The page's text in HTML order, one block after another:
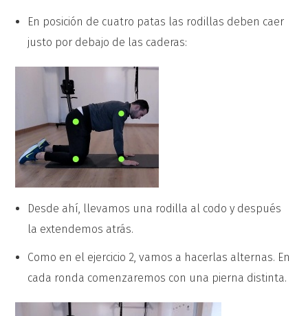
En posición de cuatro patas las rodillas deben caer
justo por debajo de las caderas:
Desde ahí, llevamos una rodilla al codo y después
la extendemos atrás.
Como en el ejercicio 2, vamos a hacerlas alternas. En
cada ronda comenzaremos con una pierna distinta.